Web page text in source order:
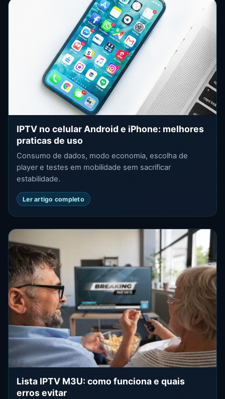
IPTV no celular Android e iPhone: melhores
praticas de uso
Consumo de dados, modo economia, escolha de
player e testes em mobilidade sem sacrificar
estabilidade.
Ler artigo completo
Lista IPTV M3U: como funciona e quais
erros evitar